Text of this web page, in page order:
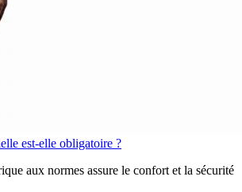
est-elle obligatoire ?
aux normes assure le confort et la sécurité